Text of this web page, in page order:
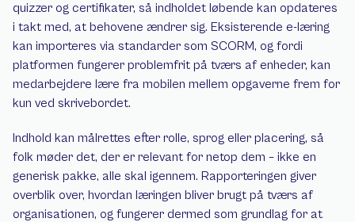
quizzer og certifikater, så indholdet løbende kan opdateres
i takt med, at behovene ændrer sig. Eksisterende e-læring
kan importeres via standarder som SCORM, og fordi
platformen fungerer problemfrit på tværs af enheder, kan
medarbejdere lære fra mobilen mellem opgaverne frem for
kun ved skrivebordet.
Indhold kan målrettes efter rolle, sprog eller placering, så
folk møder det, der er relevant for netop dem – ikke en
generisk pakke, alle skal igennem. Rapporteringen giver
overblik over, hvordan læringen bliver brugt på tværs af
organisationen, og fungerer dermed som grundlag for at